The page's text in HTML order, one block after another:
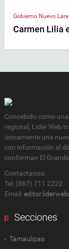
Gobierno Nuevo
Carmen Lilia
Concebido como
regional, Lider Web
únicamente una
con información al
conforman El
Contactanos:
Tel: (867) 711 2222
Email:
Secciones
Tamaulipas